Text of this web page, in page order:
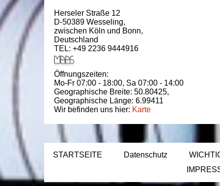
Herseler Straße 12
D-50389 Wesseling,
zwischen Köln und Bonn,
Deutschland
TEL: +49 2236 9444916
Öffnungszeiten:
Mo-Fr 07:00 - 18:00, Sa 07:00 - 14:00
Geographische Breite: 50.80425,
Geographische Länge: 6.99411
Wir befinden uns hier: Karte
STARTSEITE Datenschutz